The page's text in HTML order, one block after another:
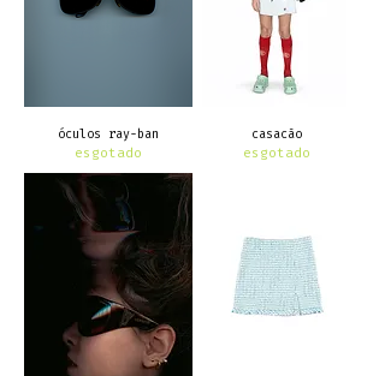
óculos ray-ban
esgotado
casacão
esgotado